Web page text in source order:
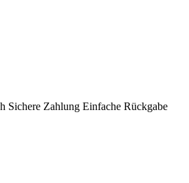
Sichere Zahlung Einfache Rückgabe